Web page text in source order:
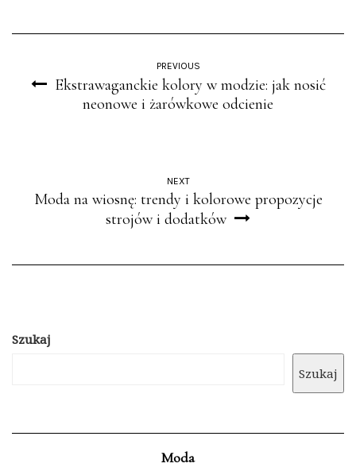
PREVIOUS
Ekstrawaganckie kolory w modzie: jak nosić
neonowe i żarówkowe odcienie
NEXT
Moda na wiosnę: trendy i kolorowe propozycje
strojów i dodatków
Szukaj
Szukaj
Moda